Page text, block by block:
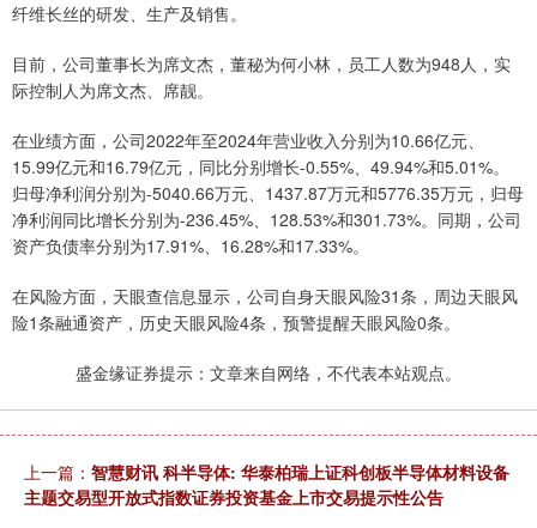
纤维长丝的研发、生产及销售。
目前，公司董事长为席文杰，董秘为何小林，员工人数为948人，实
际控制人为席文杰、席靓。
在业绩方面，公司2022年至2024年营业收入分别为10.66亿元、
15.99亿元和16.79亿元，同比分别增长-0.55%、49.94%和5.01%。
归母净利润分别为-5040.66万元、1437.87万元和5776.35万元，归母
净利润同比增长分别为-236.45%、128.53%和301.73%。同期，公司
资产负债率分别为17.91%、16.28%和17.33%。
在风险方面，天眼查信息显示，公司自身天眼风险31条，周边天眼风
险1条融通资产，历史天眼风险4条，预警提醒天眼风险0条。
盛金缘证券提示：文章来自网络，不代表本站观点。
上一篇： 智慧财讯 科半导体: 华泰柏瑞上证科创板半导体材料设备
主题交易型开放式指数证券投资基金上市交易提示性公告